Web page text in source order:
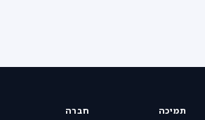
תמיכה חברה